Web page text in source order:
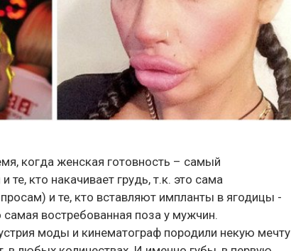
когда женская готовность – самый
кто накачивает грудь, т.к. это сама
и те, кто вставляют импланты в ягодицы -
востребованная поза у мужчин.
моды и кинематограф породили некую мечту